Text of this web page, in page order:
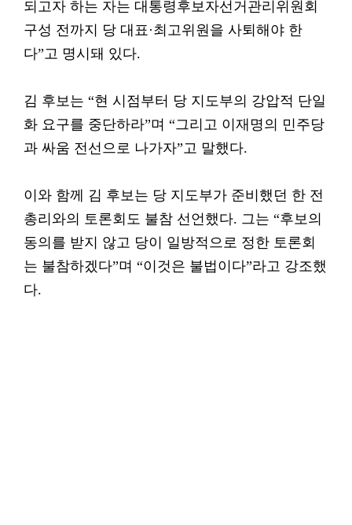
되고자 하는 자는 대통령후보자선거관리위원회
구성 전까지 당 대표·최고위원을 사퇴해야 한
다”고 명시돼 있다.
김 후보는 “현 시점부터 당 지도부의 강압적 단일
화 요구를 중단하라”며 “그리고 이재명의 민주당
과 싸움 전선으로 나가자”고 말했다.
이와 함께 김 후보는 당 지도부가 준비했던 한 전
총리와의 토론회도 불참 선언했다. 그는 “후보의
동의를 받지 않고 당이 일방적으로 정한 토론회
는 불참하겠다”며 “이것은 불법이다”라고 강조했
다.